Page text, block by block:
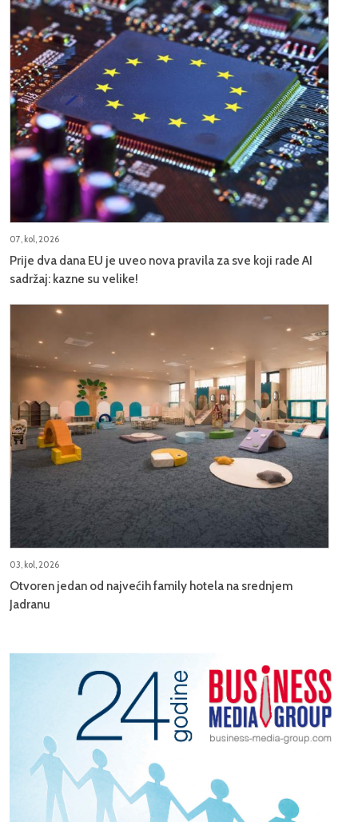
07, kol, 2026
Prije dva dana EU je uveo nova pravila za sve koji rade AI
sadržaj: kazne su velike!
03, kol, 2026
Otvoren jedan od najvećih family hotela na srednjem
Jadranu